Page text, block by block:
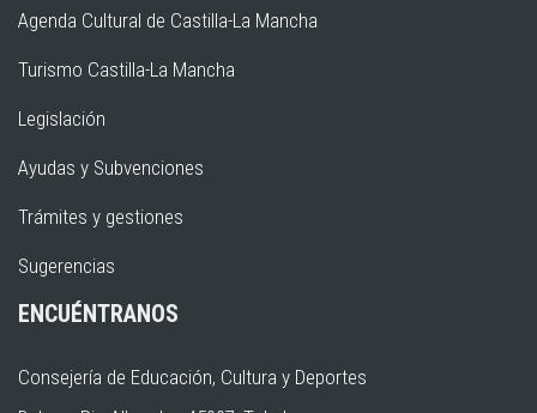
Agenda Cultural de Castilla-La Mancha
Turismo Castilla-La Mancha
Legislación
Ayudas y Subvenciones
Trámites y gestiones
Sugerencias
ENCUÉNTRANOS
Consejería de Educación, Cultura y Deportes